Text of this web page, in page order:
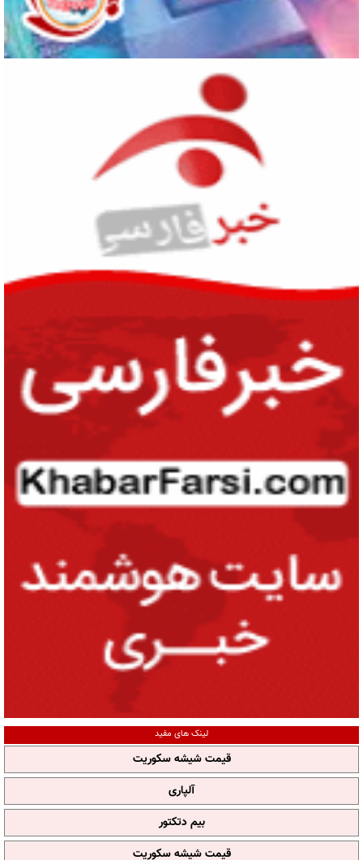
لینک های مفید
قیمت شیشه سکوریت
آلپاری
بیم دتکتور
قیمت شیشه سکوریت